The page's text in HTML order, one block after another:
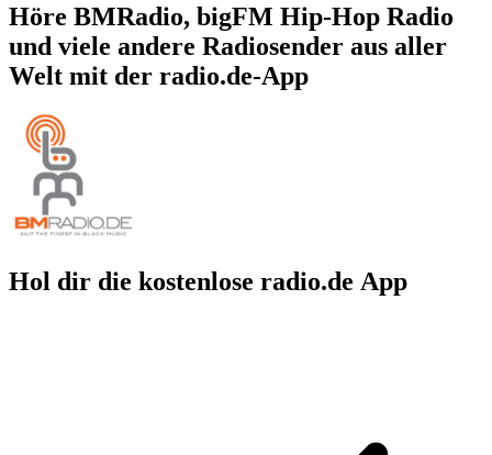
Höre BMRadio, bigFM Hip-Hop Radio
und viele andere Radiosender aus aller
Welt mit der radio.de-App
Hol dir die kostenlose radio.de App